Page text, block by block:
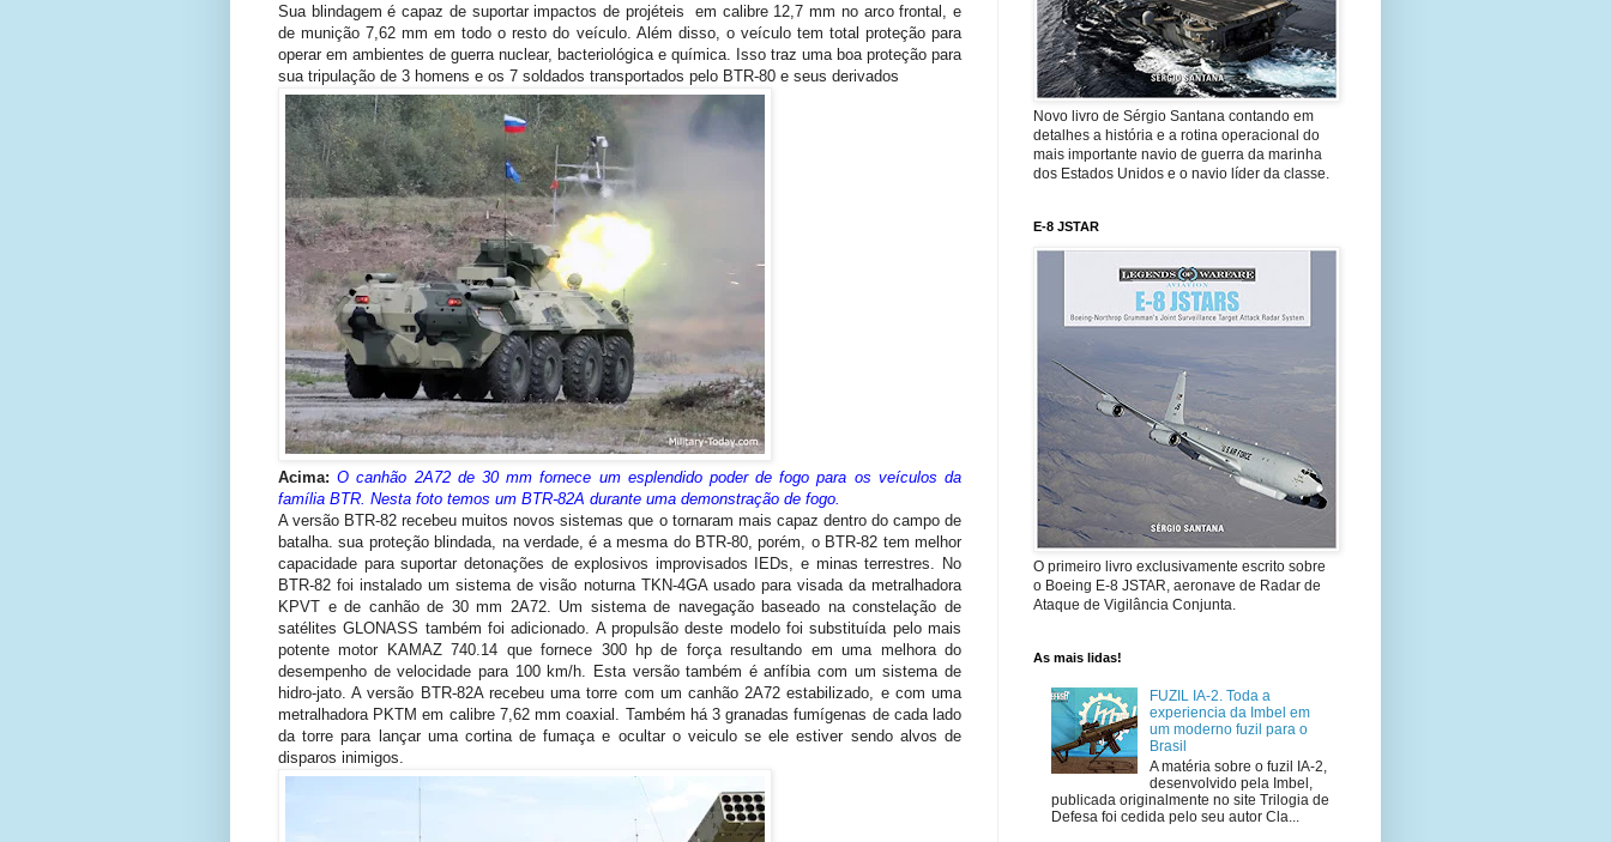
Sua blindagem é capaz de suportar impactos de projéteis em calibre 12,7 mm no arco frontal, e
de munição 7,62 mm em todo o resto do veículo. Além disso, o veículo tem total proteção para
operar em ambientes de guerra nuclear, bacteriológica e química. Isso traz uma boa proteção para
sua tripulação de 3 homens e os 7 soldados transportados pelo BTR-80 e seus derivados
Acima: O canhão 2A72 de 30 mm fornece um esplendido poder de fogo para os veículos da
família BTR. Nesta foto temos um BTR-82A durante uma demonstração de fogo.
A versão BTR-82 recebeu muitos novos sistemas que o tornaram mais capaz dentro do campo de
batalha. sua proteção blindada, na verdade, é a mesma do BTR-80, porém, o BTR-82 tem melhor
capacidade para suportar detonações de explosivos improvisados IEDs, e minas terrestres. No
BTR-82 foi instalado um sistema de visão noturna TKN-4GA usado para visada da metralhadora
KPVT e de canhão de 30 mm 2A72. Um sistema de navegação baseado na constelação de
satélites GLONASS também foi adicionado. A propulsão deste modelo foi substituída pelo mais
potente motor KAMAZ 740.14 que fornece 300 hp de força resultando em uma melhora do
desempenho de velocidade para 100 km/h. Esta versão também é anfíbia com um sistema de
hidro-jato. A versão BTR-82A recebeu uma torre com um canhão 2A72 estabilizado, e com uma
metralhadora PKTM em calibre 7,62 mm coaxial. Também há 3 granadas fumígenas de cada lado
da torre para lançar uma cortina de fumaça e ocultar o veiculo se ele estiver sendo alvos de
disparos inimigos.
Novo livro de Sérgio Santana contando em
detalhes a história e a rotina operacional do
mais importante navio de guerra da marinha
dos Estados Unidos e o navio líder da classe.
E-8 JSTAR
O primeiro livro exclusivamente escrito sobre
o Boeing E-8 JSTAR, aeronave de Radar de
Ataque de Vigilância Conjunta.
As mais lidas!
FUZIL IA-2. Toda a
experiencia da Imbel em
um moderno fuzil para o
Brasil
A matéria sobre o fuzil IA-2,
desenvolvido pela Imbel,
publicada originalmente no site Trilogia de
Defesa foi cedida pelo seu autor Cla...